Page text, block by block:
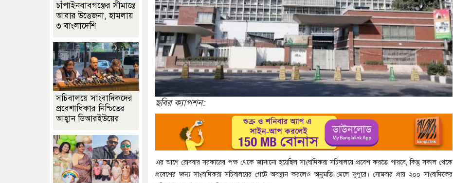
ছবির ক্যাপশন:
এর আগে রোববার সরকারের পক্ষ থেকে জানানো হয়েছিল সাংবাদিকরা সচিবালয়ে প্রবেশ করতে পারবে, কিন্তু সকাল থেকে
প্রবেশের জন্য সাংবাদিকরা সচিবালয়ের গেটে অবস্থান করলেও অনুমতি মেলে দুপুরে। সোমবার প্রায় ২০০ সাংবাদিকের
চাঁপাইনবাবগঞ্জের সীমান্তে
আবার উত্তেজনা, হামলায়
৩ বাংলাদেশি
সচিবালয়ে সাংবাদিকদের
প্রবেশাধিকার নিশ্চিতের
আহ্বান ডিআরইউয়ের